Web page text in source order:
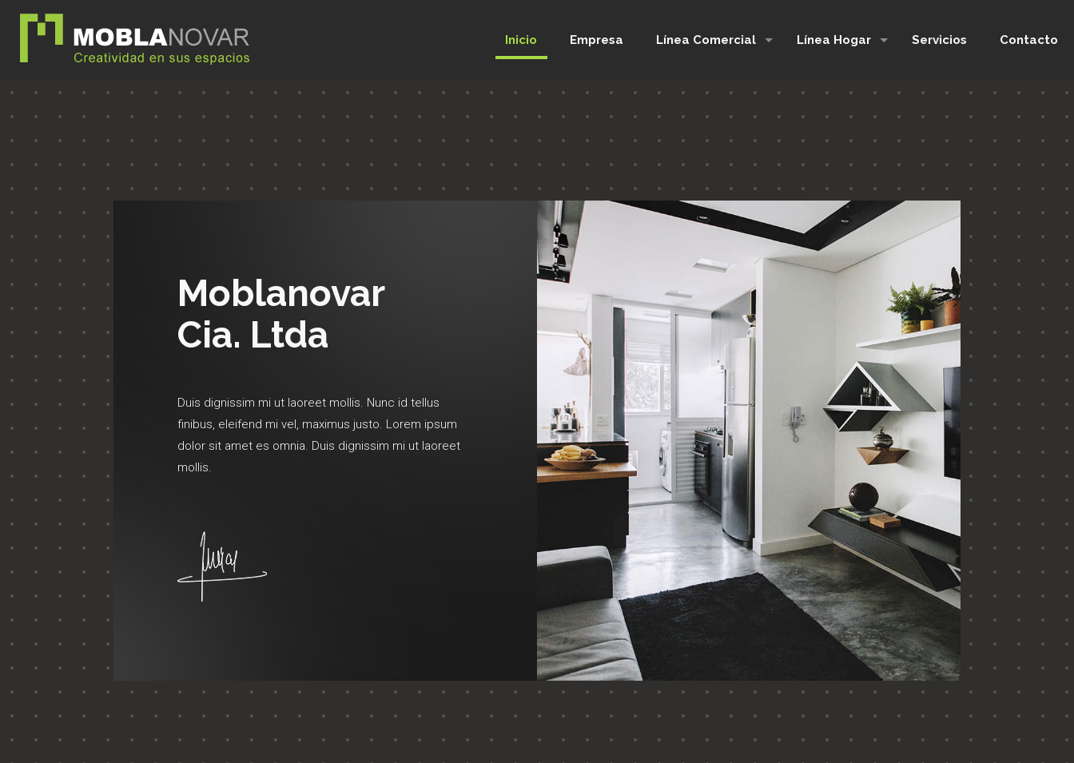
Inicio Empresa Línea Comercial Línea Hogar Servicios Contacto
Moblanovar
Cia. Ltda
Duis dignissim mi ut laoreet mollis. Nunc id tellus
finibus, eleifend mi vel, maximus justo. Lorem ipsum
dolor sit amet es omnia. Duis dignissim mi ut laoreet
mollis.